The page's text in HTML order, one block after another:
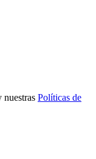
nuestras Políticas de